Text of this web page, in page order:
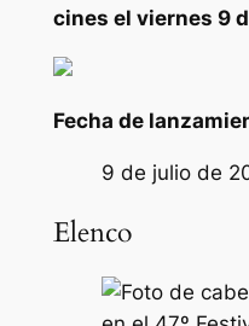
cines el viernes 9
Fecha de
9 de julio de
Elenco